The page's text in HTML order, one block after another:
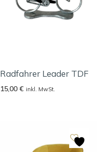
Radfahrer Leader TDF
15,00 € inkl. MwSt.